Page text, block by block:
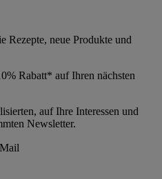
Rezepte, neue Produkte und
Rabatt* auf Ihren nächsten
auf Ihre Interessen und
Newsletter.